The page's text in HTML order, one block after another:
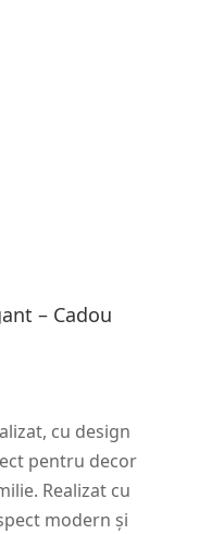
– Cadou
cu design
pentru decor
Realizat cu
modern și